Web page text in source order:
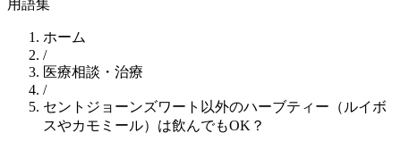
用語集
ホーム
/
医療相談・治療
/
セントジョーンズワート以外のハーブティー（ルイボ
スやカモミール）は飲んでもOK？